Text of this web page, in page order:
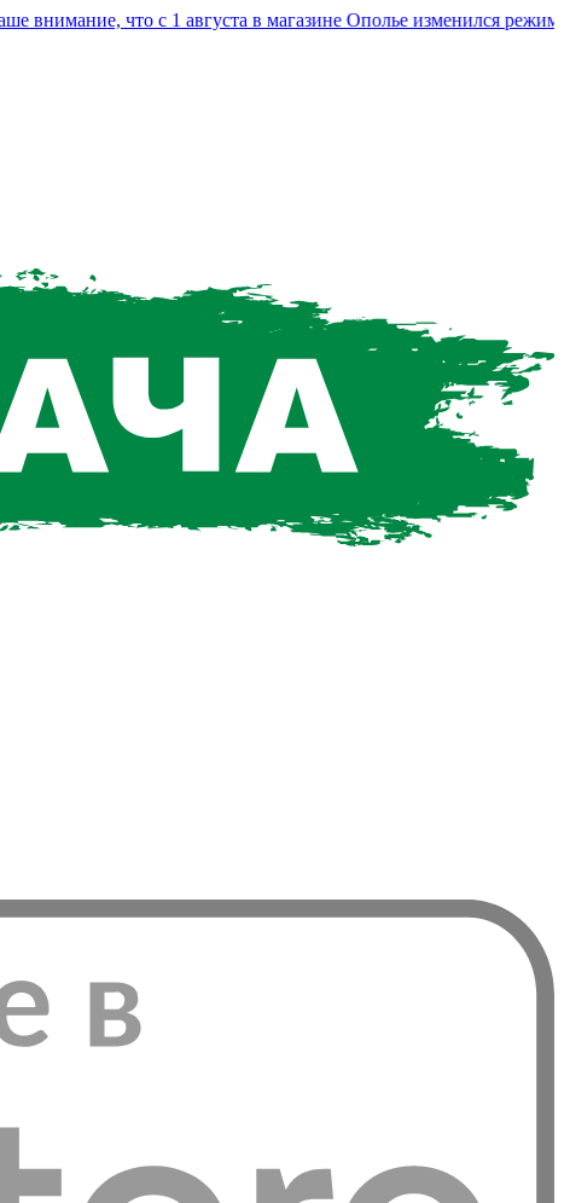
что с 1 августа в магазине Ополье изменился режим